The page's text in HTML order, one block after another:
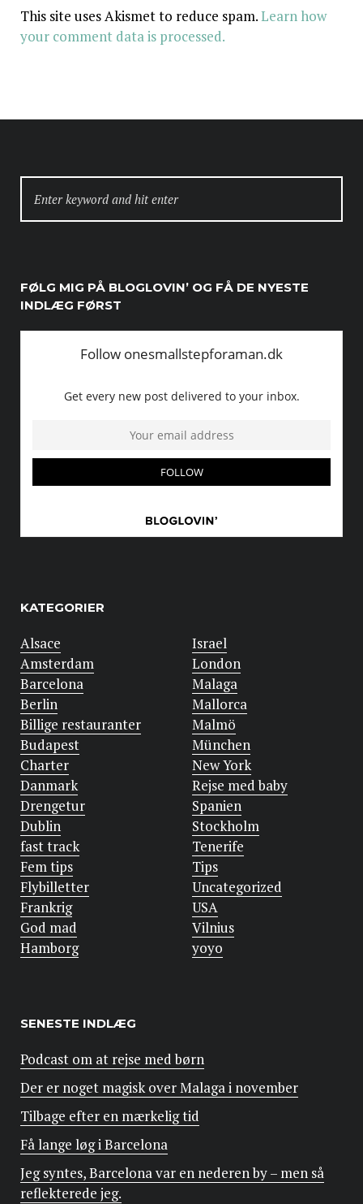
This site uses Akismet to reduce spam.Learn how
your comment data is processed.
FOR:
FØLG MIG PÅ BLOGLOVIN’ OG FÅ DE NYESTE
INDLÆG FØRST
KATEGORIER
Alsace
Amsterdam
Barcelona
Berlin
Billige restauranter
Budapest
Charter
Danmark
Drengetur
Dublin
fast track
Fem tips
Flybilletter
Frankrig
God mad
Hamborg
Israel
London
Malaga
Mallorca
Malmö
München
New York
Rejse med baby
Spanien
Stockholm
Tenerife
Tips
Uncategorized
USA
Vilnius
yoyo
SENESTE INDLÆG
Podcast om at rejse med børn
Der er noget magisk over Malaga i november
Tilbage efter en mærkelig tid
Få lange løg i Barcelona
Jeg syntes, Barcelona var en nederen by – men så
reflekterede jeg.